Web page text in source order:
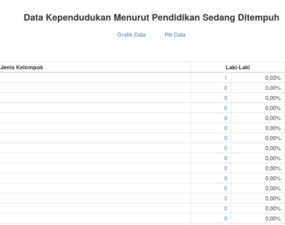
Data Kependudukan Menurut Pendidikan Sedang Ditempuh
Grafik Data Pie Data
Jenis Kelompok Laki-Laki
1 0,03%
0 0,00%
0 0,00%
0 0,00%
0 0,00%
0 0,00%
0 0,00%
0 0,00%
0 0,00%
0 0,00%
0 0,00%
0 0,00%
0 0,00%
0 0,00%
0 0,00%